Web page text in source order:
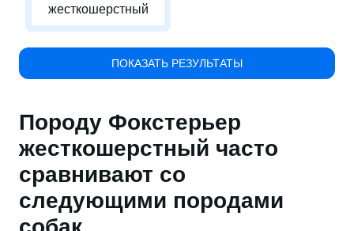
жесткошерстный
ПОКАЗАТЬ РЕЗУЛЬТАТЫ
Породу Фокстерьер
жесткошерстный часто
сравнивают со
следующими породами